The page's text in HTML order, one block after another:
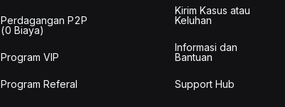
Perdagangan P2P
(0 Biaya)
Program VIP
Program Referal
Kirim Kasus atau
Keluhan
Informasi dan
Bantuan
Support Hub